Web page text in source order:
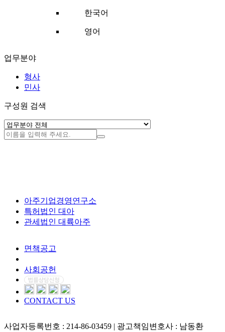
한국어
영어
업무분야
형사
민사
구성원 검색
아주기업경영연구소
특허법인 대아
관세법인 대륙아주
면책공고
사회공헌
CONTACT US
사업자등록번호 : 214-86-03459 | 광고책임변호사 : 남동환